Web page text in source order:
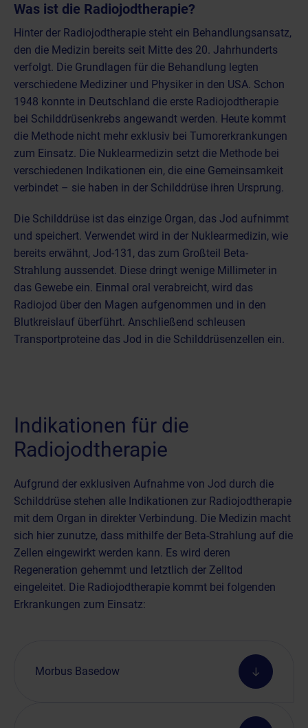
Was ist die Radiojodtherapie?
Hinter der Radiojodtherapie steht ein Behandlungsansatz,
den die Medizin bereits seit Mitte des 20. Jahrhunderts
verfolgt. Die Grundlagen für die Behandlung legten
verschiedene Mediziner und Physiker in den USA. Schon
1948 konnte in Deutschland die erste Radiojodtherapie
bei Schilddrüsenkrebs angewandt werden. Heute kommt
die Methode nicht mehr exklusiv bei Tumorerkrankungen
zum Einsatz. Die Nuklearmedizin setzt die Methode bei
verschiedenen Indikationen ein, die eine Gemeinsamkeit
verbindet – sie haben in der Schilddrüse ihren Ursprung.
Die Schilddrüse ist das einzige Organ, das Jod aufnimmt
und speichert. Verwendet wird in der Nuklearmedizin, wie
bereits erwähnt, Jod-131, das zum Großteil Beta-
Strahlung aussendet. Diese dringt wenige Millimeter in
das Gewebe ein. Einmal oral verabreicht, wird das
Radiojod über den Magen aufgenommen und in den
Blutkreislauf überführt. Anschließend schleusen
Transportproteine das Jod in die Schilddrüsenzellen ein.
Indikationen für die
Radiojodtherapie
Aufgrund der exklusiven Aufnahme von Jod durch die
Schilddrüse stehen alle Indikationen zur Radiojodtherapie
mit dem Organ in direkter Verbindung. Die Medizin macht
sich hier zunutze, dass mithilfe der Beta-Strahlung auf die
Zellen eingewirkt werden kann. Es wird deren
Regeneration gehemmt und letztlich der Zelltod
eingeleitet. Die Radiojodtherapie kommt bei folgenden
Erkrankungen zum Einsatz:
Morbus Basedow